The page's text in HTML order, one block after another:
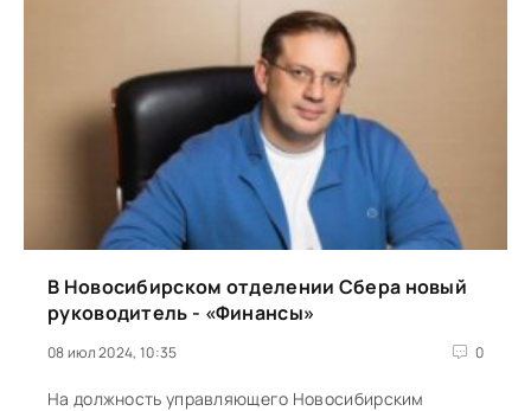
В Новосибирском отделении Сбера новый
руководитель - «Финансы»
08 июл 2024, 10:35 0
На должность управляющего Новосибирским